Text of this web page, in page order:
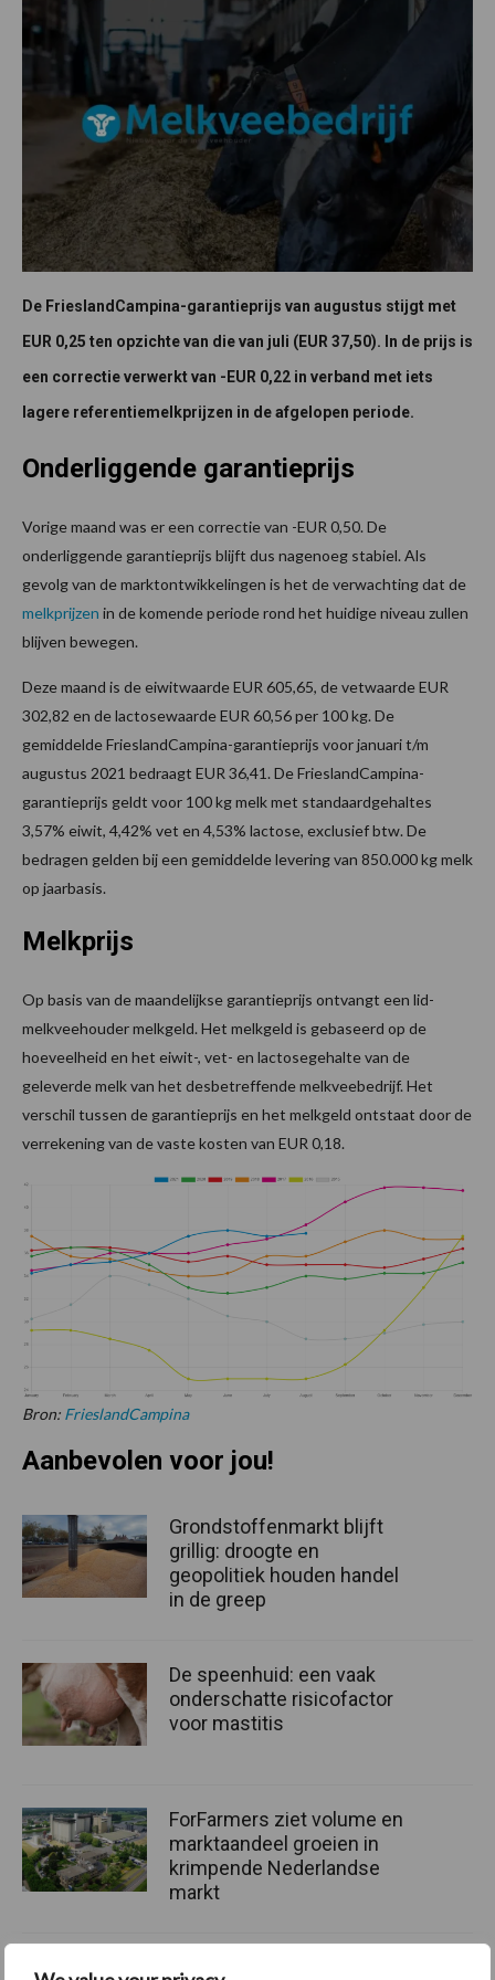
De FrieslandCampina-garantieprijs van augustus stijgt met
EUR 0,25 ten opzichte van die van juli (EUR 37,50). In de prijs is
een correctie verwerkt van -EUR 0,22 in verband met iets
lagere referentiemelkprijzen in de afgelopen periode.
Onderliggende garantieprijs
Vorige maand was er een correctie van -EUR 0,50. De
onderliggende garantieprijs blijft dus nagenoeg stabiel. Als
gevolg van de marktontwikkelingen is het de verwachting dat de
melkprijzen in de komende periode rond het huidige niveau zullen
blijven bewegen.
Deze maand is de eiwitwaarde EUR 605,65, de vetwaarde EUR
302,82 en de lactosewaarde EUR 60,56 per 100 kg. De
gemiddelde FrieslandCampina-garantieprijs voor januari t/m
augustus 2021 bedraagt EUR 36,41. De FrieslandCampina-
garantieprijs geldt voor 100 kg melk met standaardgehaltes
3,57% eiwit, 4,42% vet en 4,53% lactose, exclusief btw. De
bedragen gelden bij een gemiddelde levering van 850.000 kg melk
op jaarbasis.
Melkprijs
Op basis van de maandelijkse garantieprijs ontvangt een lid-
melkveehouder melkgeld. Het melkgeld is gebaseerd op de
hoeveelheid en het eiwit-, vet- en lactosegehalte van de
geleverde melk van het desbetreffende melkveebedrijf. Het
verschil tussen de garantieprijs en het melkgeld ontstaat door de
verrekening van de vaste kosten van EUR 0,18.
Bron: FrieslandCampina
Aanbevolen voor jou!
Grondstoffenmarkt blijft
grillig: droogte en
geopolitiek houden handel
in de greep
De speenhuid: een vaak
onderschatte risicofactor
voor mastitis
ForFarmers ziet volume en
marktaandeel groeien in
krimpende Nederlandse
markt